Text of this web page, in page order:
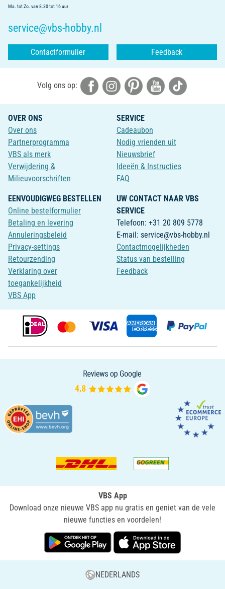
Ma. tot Zo. van 8.30 tot 16 uur
service@vbs-hobby.nl
Contactformulier Feedback
Volg ons op:
OVER ONS
Over ons
Partnerprogramma
VBS als merk
Verwijdering &
Milieuvoorschriften
SERVICE
Cadeaubon
Nodig vrienden uit
Nieuwsbrief
Ideeën & Instructies
FAQ
EENVOUDIGWEG BESTELLEN
Online bestelformulier
Betaling en levering
Annuleringsbeleid
Privacy-settings
Retourzending
Verklaring over
toegankelijkheid
VBS App
UW CONTACT NAAR VBS
SERVICE
Telefoon: +31 20 809 5778
E-mail: service@vbs-hobby.nl
Contactmogelijkheden
Status van bestelling
Feedback
VBS App
Download onze nieuwe VBS app nu gratis en geniet van de vele
nieuwe functies en voordelen!
NEDERLANDS